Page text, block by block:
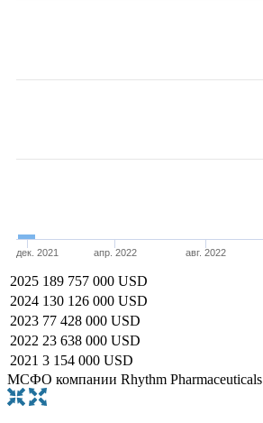
дек. 2021 апр. 2022 авг. 2022
2025 189 757 000 USD
2024 130 126 000 USD
2023 77 428 000 USD
2022 23 638 000 USD
2021 3 154 000 USD
МСФО компании Rhythm Pharmaceuticals